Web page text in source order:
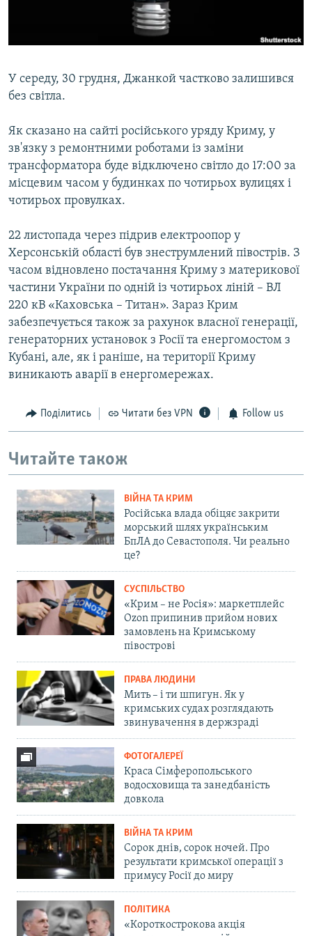
ІНФОГРАФІКА
Qırımtatar
ДОЛУЧАЙСЯ!
Усі сайти RFE/RL
У середу, 30 грудня, Джанкой частково залишився
без світла.
Як сказано на сайті російського уряду Криму, у
зв'язку з ремонтними роботами із заміни
трансформатора буде відключено світло до 17:00 за
місцевим часом у будинках по чотирьох вулицях і
чотирьох провулках.
22 листопада через підрив електроопор у
Херсонській області був знеструмлений півострів. З
часом відновлено постачання Криму з материкової
частини України по одній із чотирьох ліній – ВЛ
220 кВ «Каховська – Титан». Зараз Крим
забезпечується також за рахунок власної генерації,
генераторних установок з Росії та енергомостом з
Кубані, але, як і раніше, на території Криму
виникають аварії в енергомережах.
Поділитись Читати без VPN Follow us
Читайте також
ВІЙНА ТА КРИМ
Російська влада обіцяє закрити
морський шлях українським
БпЛА до Севастополя. Чи реально
це?
СУСПІЛЬСТВО
«Крим – не Росія»: маркетплейс
Ozon припинив прийом нових
замовлень на Кримському
півострові
ПРАВА ЛЮДИНИ
Мить – і ти шпигун. Як у
кримських судах розглядають
звинувачення в держзраді
ФОТОГАЛЕРЕЇ
Краса Сімферопольського
водосховища та занедбаність
довкола
ВІЙНА ТА КРИМ
Сорок днів, сорок ночей. Про
результати кримської операції з
примусу Росії до миру
ПОЛІТИКА
«Короткострокова акція